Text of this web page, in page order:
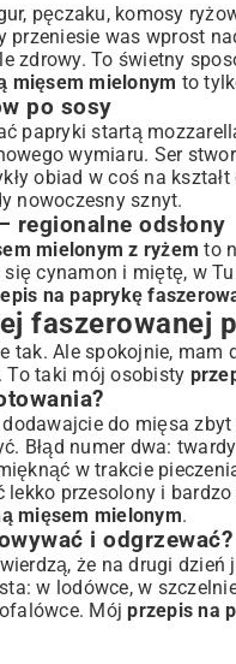
pęczaku, komosy
was wprost
zdrowy. To świetny
mięsem mielonym to
po sosy
papryki startą
wymiaru. Ser
obiad w coś na kształt
nowoczesny sznyt.
regionalne odsłony
mielonym z ryżem to
cynamon i miętę, w
na paprykę
faszerowanej
tak. Ale spokojnie,
To taki mój osobisty
do mięsa
Błąd numer dwa:
w trakcie
przesolony i
mięsem mielonym.
i odgrzewać?
że na drugi
w lodówce, w
Mójprzepis na